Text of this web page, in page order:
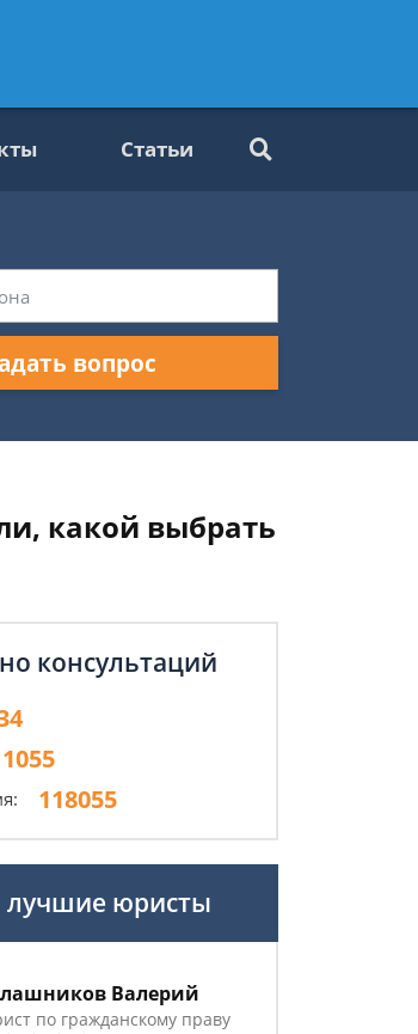
Статьи
вопрос
какой выбрать
консультаций
1055
118055
юристы
Валерий
по гражданскому праву